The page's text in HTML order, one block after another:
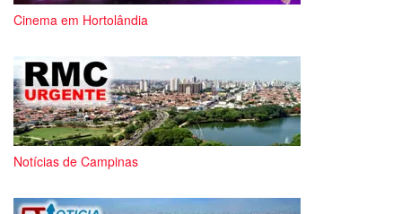
Cinema em Hortolândia
Notícias de Campinas